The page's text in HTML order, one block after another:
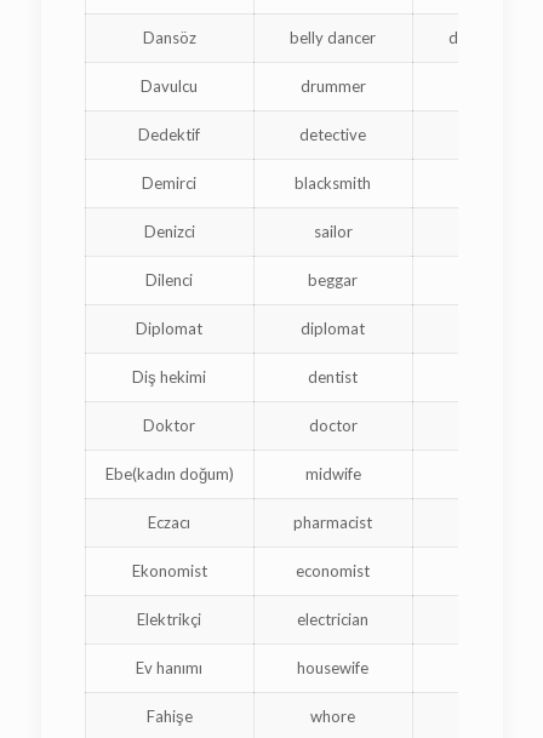
Dansöz belly dancer danseuse
Davulcu drummer
Dedektif detective
Demirci blacksmith
Denizci sailor
Dilenci beggar
Diplomat diplomat
Diş hekimi dentist
Doktor doctor
Ebe(kadın doğum) midwife
Eczacı pharmacist
Ekonomist economist
Elektrikçi electrician
Ev hanımı housewife
Fahişe whore